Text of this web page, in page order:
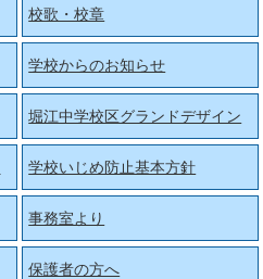
校歌・校章
学校からのお知らせ
堀江中学校区グランドデザイン
学校いじめ防止基本方針
事務室より
保護者の方へ